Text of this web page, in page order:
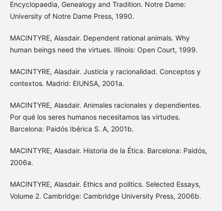
Encyclopaedia, Genealogy and Tradition. Notre Dame:
University of Notre Dame Press, 1990.
MACINTYRE, Alasdair. Dependent rational animals. Why
human beings need the virtues. Illinois: Open Court, 1999.
MACINTYRE, Alasdair. Justicia y racionalidad. Conceptos y
contextos. Madrid: EIUNSA, 2001a.
MACINTYRE, Alasdair. Animales racionales y dependientes.
Por qué los seres humanos necesitamos las virtudes.
Barcelona: Paidós Ibérica S. A, 2001b.
MACINTYRE, Alasdair. Historia de la Ética. Barcelona: Paidós,
2006a.
MACINTYRE, Alasdair. Ethics and politics. Selected Essays,
Volume 2. Cambridge: Cambridge University Press, 2006b.